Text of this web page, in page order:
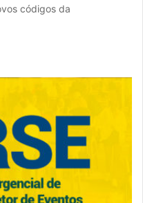
códigos da